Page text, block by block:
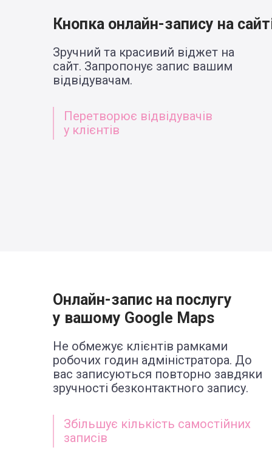
Кнопка онлайн-запису на
Зручний та красивий віджет на
сайт. Запропонує запис вашим
відвідувачам.
Перетворює відвідувачів
у клієнтів
Онлайн-запис на послугу
у вашому Google Maps
Не обмежує клієнтів рамками
робочих годин адміністратора. До
вас записуються повторно завдяки
зручності безконтактного запису.
Збільшує кількість самостійних
записів